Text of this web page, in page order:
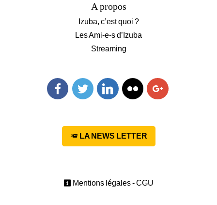
A propos
Izuba, c’est quoi ?
Les Ami-e-s d’Izuba
Streaming
LA NEWS LETTER
Mentions légales - CGU